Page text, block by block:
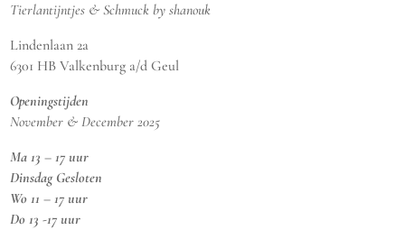
Tierlantijntjes & Schmuck by shanouk
Lindenlaan 2a
6301 HB Valkenburg a/d Geul
Openingstijden
November & December 2025
Ma 13 – 17 uur
Dinsdag Gesloten
Wo 11 – 17 uur
Do 13 -17 uur